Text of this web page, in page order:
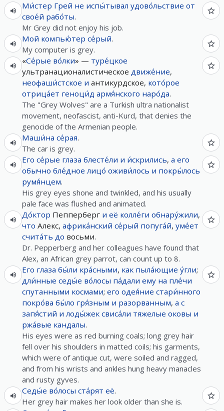
Ми́стер Грей не испы́тывал удово́льствие от
свое́й рабо́ты.
Mr Grey did not enjoy his job.
Мой компью́тер се́рый.
My computer is grey.
«Се́рые во́лки» — туре́цкое
ультранационалистическое движе́ние,
неофаши́стское и антикурдское, кото́рое
отрица́ет геноци́д армя́нского наро́да.
The "Grey Wolves" are a Turkish ultra nationalist
movement, neofascist, anti-Kurd, that denies the
genocide of the Armenian people.
Маши́на се́рая.
The car is grey.
Его се́рые глаза блесте́ли и и́скрились, а его
обычно бле́дное лицо́ оживи́лось и покры́лось
румя́нцем.
His grey eyes shone and twinkled, and his usually
pale face was flushed and animated.
До́ктор Пепперберг и её колле́ги обнару́жили,
что Алекс, африка́нский се́рый попуга́й, уме́ет
счита́ть до восьми.
Dr. Pepperberg and her colleagues have found that
Alex, an African grey parrot, can count up to 8.
Его глаза бы́ли кра́сными, как пыла́ющие у́гли;
дли́нные седы́е во́лосы па́дали ему на пле́чи
спутанными космами; его одея́ние стари́нного
покро́ва бы́ло гря́зным и разорванным, а с
запя́стий и лоды́жек свиса́ли тяжелые оковы и
ржа́вые кандалы.
His eyes were as red burning coals; long grey hair
fell over his shoulders in matted coils; his garments,
which were of antique cut, were soiled and ragged,
and from his wrists and ankles hung heavy manacles
and rusty gyves.
Седы́е во́лосы ста́рят её.
Her grey hair makes her look older than she is.